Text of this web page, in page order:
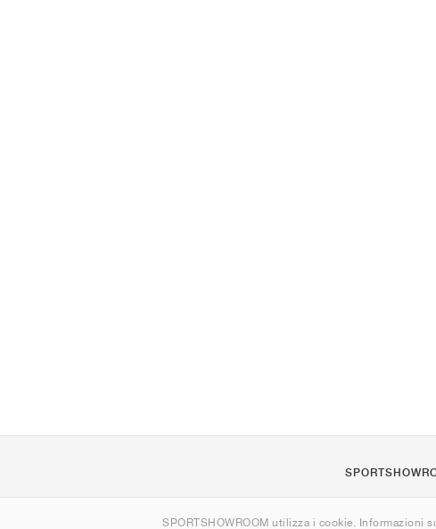
SPORTSHOWROOM utilizza i cookie. Informazioni
Contatti